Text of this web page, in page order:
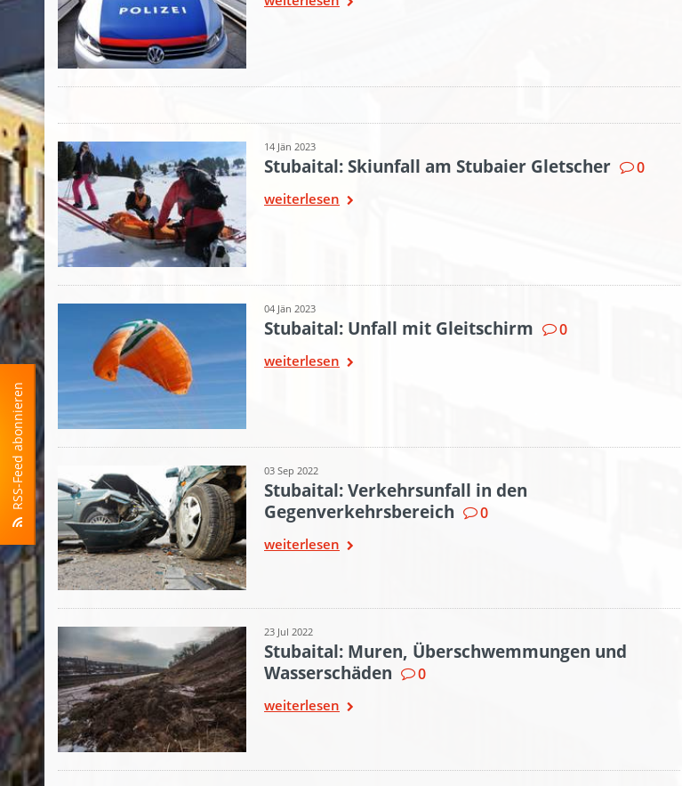
RSS-Feed abonnieren
14 Jän 2023
Stubaital: Skiunfall am Stubaier Gletscher 0
weiterlesen
04 Jän 2023
Stubaital: Unfall mit Gleitschirm 0
weiterlesen
03 Sep 2022
Stubaital: Verkehrsunfall in den
Gegenverkehrsbereich
0
weiterlesen
23 Jul 2022
Stubaital: Muren, Überschwemmungen und
Wasserschäden
0
weiterlesen